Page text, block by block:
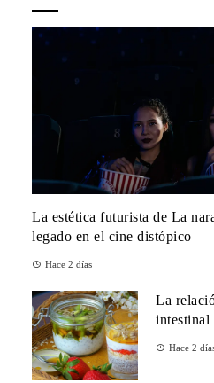
La estética futurista de La
legado en el cine distópico
Hace 2 días
La
intestinal
Hace 2